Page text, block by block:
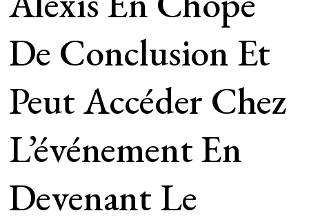
De Conclusion Et
Peut Accéder Chez
L’événement En
Devenant Le